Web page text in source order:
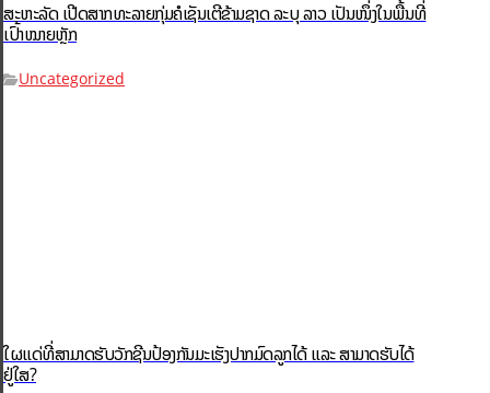
ສະຫະລັດ ເປີດສາກທະລາຍກຸ່ມຄໍເຊັນເຕີຂ້າມຊາດ ລະບຸ ລາວ ເປັນໜຶ່ງໃນພື້ນທີ່
ເປົ້າໝາຍຫຼັກ
Uncategorized
ໃຜແດ່ທີ່ສາມາດຮັບວັກຊີນປ້ອງກັນມະເຮັງປາກມົດລູກໄດ້ ແລະ ສາມາດຮັບໄດ້
ຢູ່ໃສ?